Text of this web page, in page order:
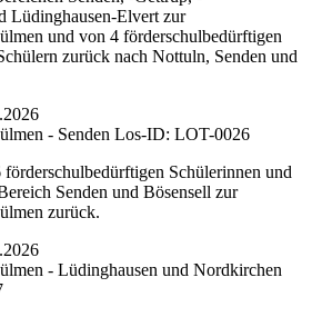
Lüdinghausen-Elvert zur
und von 4 förderschulbedürftigen
zurück nach Nottuln, Senden und
- Senden Los-ID: LOT-0026
Schülerinnen und
Senden und Bösensell zur
zurück.
- Lüdinghausen und Nordkirchen